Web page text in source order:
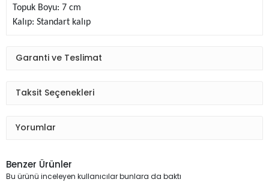
Topuk Boyu: 7 cm
Kalıp: Standart kalıp
Garanti ve Teslimat
Taksit Seçenekleri
Yorumlar
Benzer Ürünler
Bu ürünü inceleyen kullanıcılar bunlara da baktı